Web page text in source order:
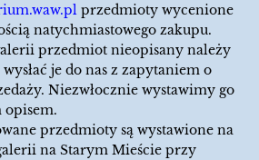
przedmioty wycenione
natychmiastowego zakupu.
przedmiot nieopisany należy
je do nas z zapytaniem o
Niezwłocznie wystawimy go
opisem.
przedmioty są wystawione na
na Starym Mieście przy